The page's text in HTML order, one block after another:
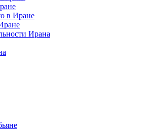
в Иране
Ирана